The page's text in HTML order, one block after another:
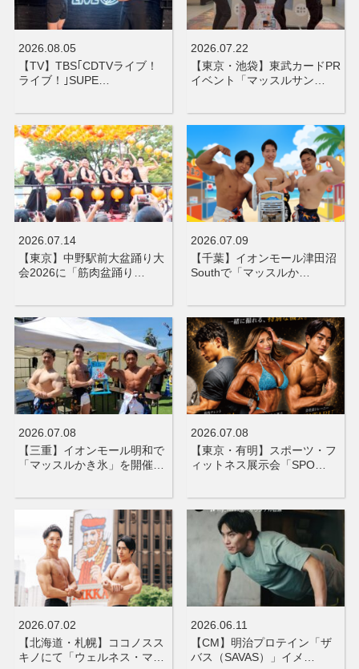
2026.08.05
【TV】TBS｢CDTVライブ！
ライブ！｣SUPE…
2026.07.22
【東京・池袋】東武カードPR
イベント「マッスルサン…
2026.07.14
【東京】中野駅前大盆踊り大
会2026に「筋肉盆踊り…
2026.07.09
【千葉】イオンモール津田沼
Southで「マッスルか…
2026.07.08
【三重】イオンモール明和で
「マッスルかき氷」を開催…
2026.07.08
【東京・有明】スポーツ・フ
ィットネス展示会「SPO…
2026.07.02
【北海道・札幌】ココノスス
キノにて「ウェルネス・マ…
2026.06.11
【CM】明治プロテイン「ザ
バス（SAVAS）」イメ…